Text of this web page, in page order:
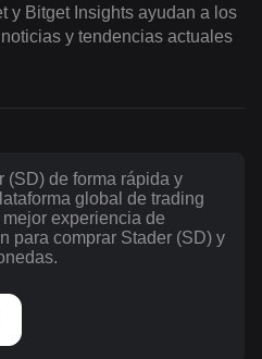
y Bitget Insights ayudan a los
y tendencias actuales
(SD) de forma rápida y
global de trading
experiencia de
para comprar Stader (SD) y